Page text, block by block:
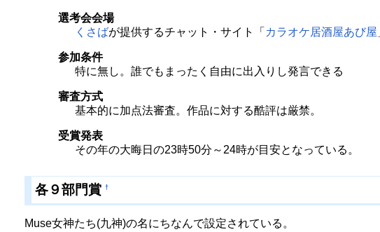
選考会会場
くさばが提供するチャット・サイト「 カラオケ居酒屋あび屋
参加条件
特に無し。誰でもまったく自由に出入りし発言できる
審査方式
基本的に加点法審査。作品に対する酷評は厳禁。
受賞発表
その年の大晦日の23時50分～24時が目安となっている。
各９部門賞 †
Muse女神たち(九神)の名にちなんで設定されている。